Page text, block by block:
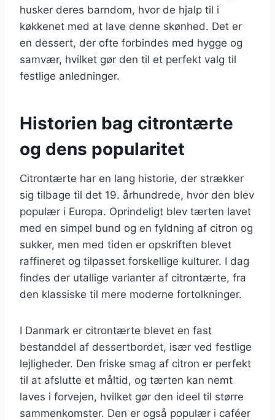
husker deres barndom, hvor de hjalp til i
køkkenet med at lave denne skønhed. Det er
en dessert, der ofte forbindes med hygge og
samvær, hvilket gør den til et perfekt valg til
festlige anledninger.
Historien bag citrontærte
og dens popularitet
Citrontærte har en lang historie, der strækker
sig tilbage til det 19. århundrede, hvor den blev
populær i Europa. Oprindeligt blev tærten lavet
med en simpel bund og en fyldning af citron og
sukker, men med tiden er opskriften blevet
raffineret og tilpasset forskellige kulturer. I dag
findes der utallige varianter af citrontærte, fra
den klassiske til mere moderne fortolkninger.
I Danmark er citrontærte blevet en fast
bestanddel af dessertbordet, især ved festlige
lejligheder. Den friske smag af citron er perfekt
til at afslutte et måltid, og tærten kan nemt
laves i forvejen, hvilket gør den ideel til større
sammenkomster. Den er også populær i caféer